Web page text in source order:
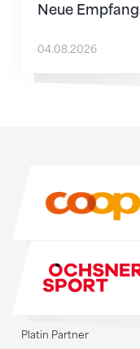
Neue
04.08.2026
Platin Partner